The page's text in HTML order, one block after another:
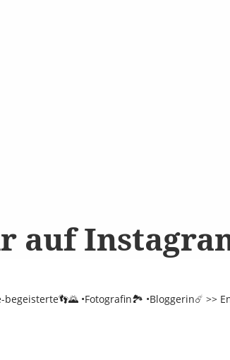
auf
begeisterte👣🌄 •Fotografin🏞️ •Bloggerin☄️ >>